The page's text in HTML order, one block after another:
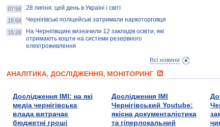
07:58 28 липня: цей день в Україні і світі
15:58 Чернігівські поліцейські затримали наркоторговця
15:28
На Чернігівщині визначили 12 закладів освіти, які
отримають кошти на системи резервного
електроживлення
Всі новини
АНАЛІТИКА, ДОСЛІДЖЕННЯ, МОНІТОРИНГ
Дослідження ІМІ: на які
медіа чернігівська
влада витрачає
бюджетні гроші
Дослідження ІМІ
Чернігівський Youtube:
якісна документалістика
та гіперлокальний